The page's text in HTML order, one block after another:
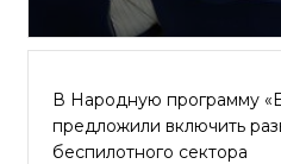
В Народную программу
предложили включить
беспилотного сектора